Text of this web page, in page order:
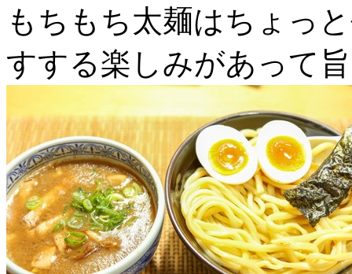
もちもち太麺はちょっ
すする楽しみがあって